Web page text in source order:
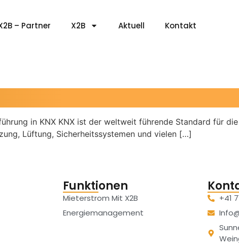
– Partner X2B Aktuell Kontakt
in KNX KNX ist der weltweit führende Standard für
Lüftung, Sicherheitssystemen und vielen […]
Funktionen
Mieterstrom Mit X2B
Energiemanagement
+41